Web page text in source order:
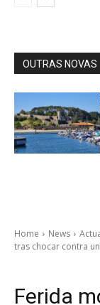
OUTRAS NOVAS